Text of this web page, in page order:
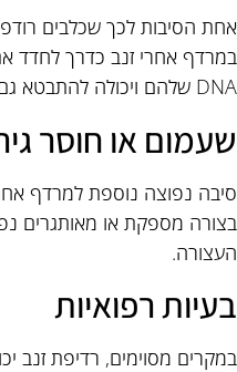
אחת הסיבות לכך שכלבים
במרדף אחרי זנב כדרך לחדד
DNA שלהם ויכולה להתבטא גם אצל כלבים מבויתים.
שעמום או חוסר
סיבה נפוצה נוספת למרדף
בצורה מספקת או מאותגרים
העצורה.
בעיות רפואיות
במקרים מסוימים, רדיפת זנב